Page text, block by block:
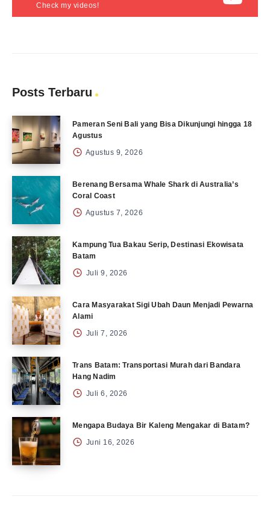
Check my videos!
Posts Terbaru
Pameran Seni Bali yang Bisa Dikunjungi hingga 18
Agustus
Agustus 9, 2026
Berenang Bersama Whale Shark di Australia’s
Coral Coast
Agustus 7, 2026
Kampung Tua Bakau Serip, Destinasi Ekowisata
Batam
Juli 9, 2026
Cara Masyarakat Sigi Ubah Daun Menjadi Pewarna
Alami
Juli 7, 2026
Trans Batam: Transportasi Murah dari Bandara
Hang Nadim
Juli 6, 2026
Mengapa Budaya Bir Kaleng Mengakar di Batam?
Juni 16, 2026